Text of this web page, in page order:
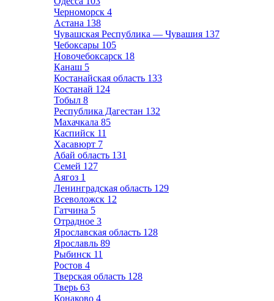
Черноморск 4
Астана 138
Чувашская Республика — Чувашия 137
Чебоксары 105
Новочебоксарск 18
Канаш 5
Костанайская область 133
Костанай 124
Тобыл 8
Республика Дагестан 132
Махачкала 85
Каспийск 11
Хасавюрт 7
Абай область 131
Семей 127
Аягоз 1
Ленинградская область 129
Всеволожск 12
Гатчина 5
Отрадное 3
Ярославская область 128
Ярославль 89
Рыбинск 11
Ростов 4
Тверская область 128
Тверь 63
Конаково 4